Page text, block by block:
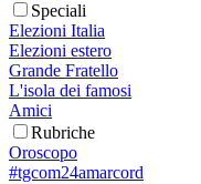
Speciali
Elezioni Italia
Elezioni estero
Grande Fratello
L'isola dei famosi
Amici
Rubriche
Oroscopo
#tgcom24amarcord